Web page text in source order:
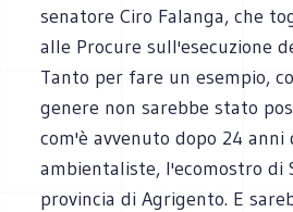
senatore Ciro Falanga, che
alle Procure sull'esecuzione
Tanto per fare un esempio,
genere non sarebbe stato
com'è avvenuto dopo 24
ambientaliste, l'ecomostro di
provincia di Agrigento. E